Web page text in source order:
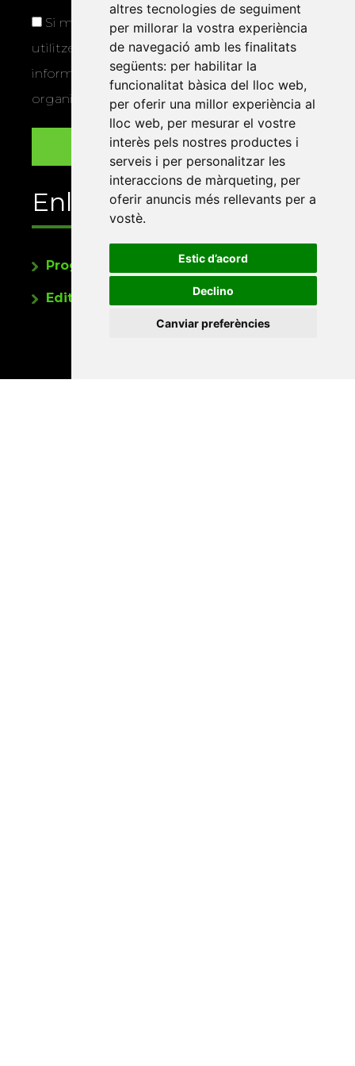
altres tecnologies de seguiment
per millorar la vostra experiència
de navegació amb les finalitats
següents: per habilitar la
funcionalitat bàsica del lloc web,
per oferir una millor experiència al
lloc web, per mesurar el vostre
interès pels nostres productes i
serveis i per personalitzar les
interaccions de màrqueting, per
oferir anuncis més rellevants per a
vostè.
Estic d’acord
Declino
Canviar preferències
Si marqueu aquesta casella, consentiu que
utilitzem les vostres dades per a enviar-vos
informació sobre els actes i activitats que
organitza la Xarxa Vives.
Enllaços
Programa de publicacions
Editorials universitàries a Twitter